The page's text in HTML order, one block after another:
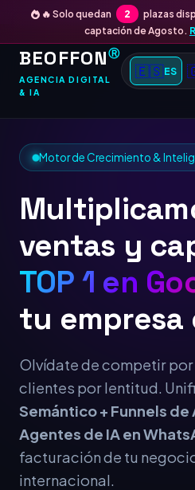
🔥 Solo quedan 2
plazas
captación de Agosto.
BEOFFONⓇ
AGENCIA DIGITAL
& IA
🇪🇸ES
Motor de Crecimiento &
ventas y
TOP 1 para
empresa
Olvídate de competir
clientes por lentitud.
Semántico + Funnels de
Agentes de IA en
facturación de tu
internacional.